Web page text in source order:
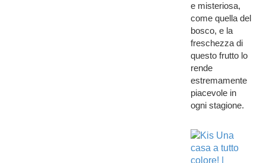
e misteriosa,
come quella del
bosco, e la
freschezza di
questo frutto lo
rende
estremamente
piacevole in
ogni stagione.